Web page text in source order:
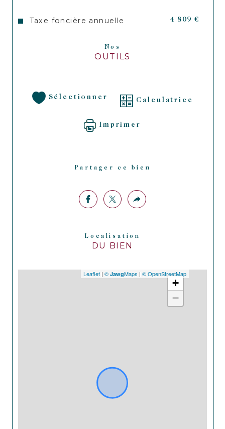
Taxe foncière annuelle 4 809 €
Nos
OUTILS
Sélectionner Calculatrice
Imprimer
Partager ce bien
Localisation
DU BIEN
+
−
Leaflet | © JawgMaps | © OpenStreetMap